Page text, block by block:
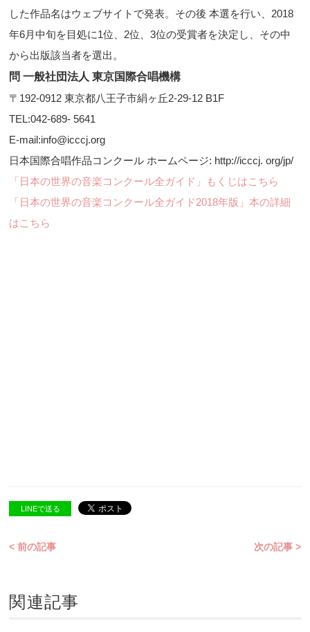
した作品名はウェブサイトで発表。その後 本選を行い、2018
年6月中旬を目処に1位、2位、3位の受賞者を決定し、その中
から出版該当者を選出。
問 一般社団法人 東京国際合唱機構
〒192-0912 東京都八王子市絹ヶ丘2-29-12 B1F
TEL:042-689- 5641
E-mail:info@icccj.org
日本国際合唱作品コンクール ホームページ: http://icccj. org/jp/
「日本の世界の音楽コンクール全ガイド」もくじはこちら
「日本の世界の音楽コンクール全ガイド2018年版」本の詳細
はこちら
LINEで送る
< 前の記事 次の記事 >
関連記事